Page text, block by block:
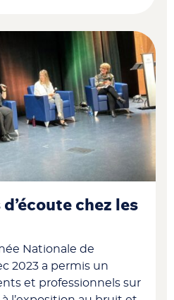
chez les
Nationale de
2023 a permis un
et professionnels sur